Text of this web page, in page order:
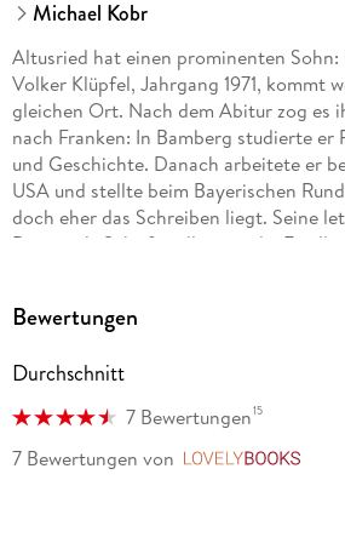
Michael Kobr
Altusried hat einen prominenten
Volker Klüpfel, Jahrgang 1971, kommt
gleichen Ort. Nach dem Abitur zog es
nach Franken: In Bamberg studierte
und Geschichte. Danach arbeitete er
USA und stellte beim Bayerischen
doch eher das Schreiben liegt. Seine
Dasein als Schriftsteller war die
noch etwas Zeit übrig sein, treibt er
Kluftinger.
Michael Kobr, geboren 1973 in
in Erlangen ziemlich viele Fächer, aber
Bewertungen
Durchschnitt
7 Bewertungen15
7 Bewertungen von